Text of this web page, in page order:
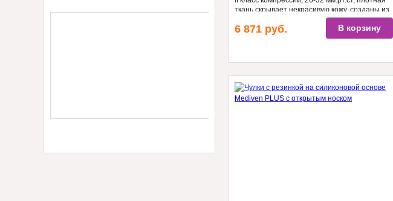
ткань скрывает некрасивую кожу, созданы из
гипоаллергенных материалов
6 871 руб. В корзину